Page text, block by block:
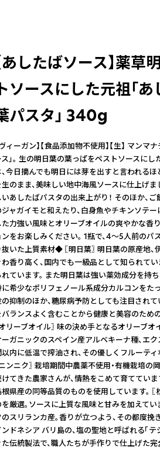
あしたばソース】薬
ソースにした元祖「
パスタ」 340g
ィーガン】【食品添加物不使用】【生】 マン
ス」。 生の明日葉の葉っぱをペストソースにし
、今日摘んでも明日には芽を出すと言われる
生のまま、美味しい地中海風ソースに仕上げ
いあしたばパスタの出来上がり！ そのほか、
ジャガイモと和えたり、白身魚やチキンソテ
た力強い風味とオリーブオイルの爽やかな香
ンをお楽しみください。 1瓶で、4～5人前の
抜いた上質素材◆ 〖明日葉〗 明日葉の原産地
わ香り高く、国内でも一級品として知られて
れています。 また明日葉は強い薬効成分を持
希少なポリフェノール系成分カルコンをた
の抑制のほか、糖尿病予防としても注目されて
バランスよく含むことから健康と美容のため
オリーブオイル〗 味の決め手となるオリーブ
ーガニックのスペイン産アルベキーナ種、エ
以内に低温で搾油され、その優しくフルーテ
ニンニク〗 栽培期間中農薬不使用・有機栽培
てきた農家さんが、情熱をこめて育ててい
根県産の同等品質のものを使用しています。
を厳選。ソースに上質な風味と甘みを加えてい
のスリランカ産。香りが立つよう、その都度挽
ンドネシア バリ島の、塩の聖地と呼ばれる「
た伝統製法で、職人たちが手作りで仕上げた